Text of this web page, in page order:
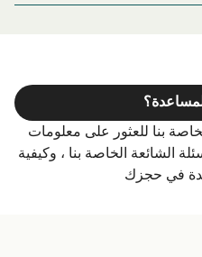
بنا للعثور على معلومات
الشائعة الخاصة بنا ، وكيفية
في حجزك